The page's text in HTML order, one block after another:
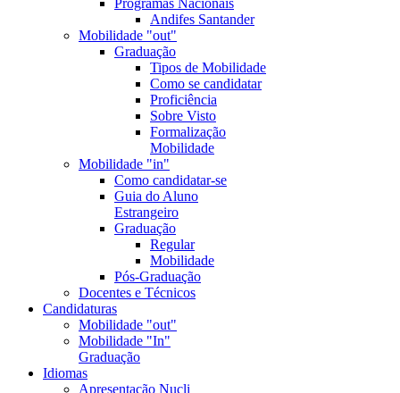
Programas Nacionais
Andifes Santander
Mobilidade "out"
Graduação
Tipos de Mobilidade
Como se candidatar
Proficiência
Sobre Visto
Formalização
Mobilidade
Mobilidade "in"
Como candidatar-se
Guia do Aluno
Estrangeiro
Graduação
Regular
Mobilidade
Pós-Graduação
Docentes e Técnicos
Candidaturas
Mobilidade "out"
Mobilidade "In"
Graduação
Idiomas
Apresentação Nucli